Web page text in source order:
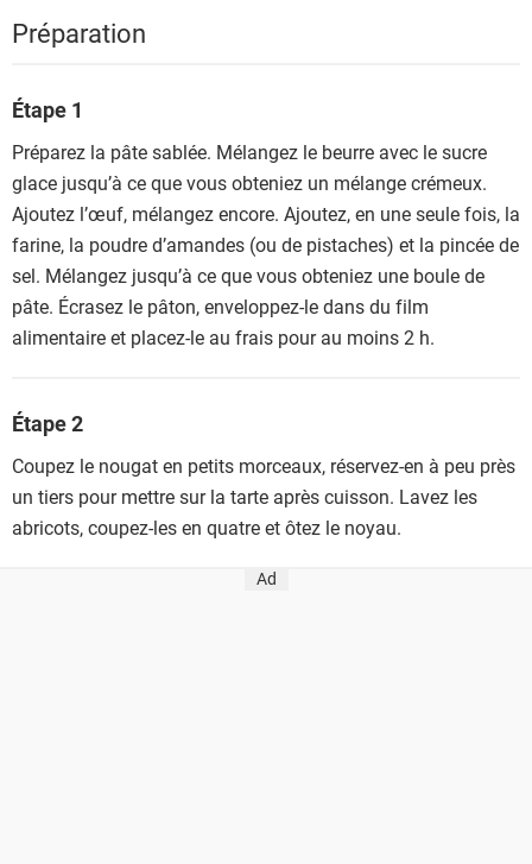
Préparation
Étape 1
Préparez la pâte sablée. Mélangez le beurre avec le sucre
glace jusqu’à ce que vous obteniez un mélange crémeux.
Ajoutez l’œuf, mélangez encore. Ajoutez, en une seule fois, la
farine, la poudre d’amandes (ou de pistaches) et la pincée de
sel. Mélangez jusqu’à ce que vous obteniez une boule de
pâte. Écrasez le pâton, enveloppez-le dans du film
alimentaire et placez-le au frais pour au moins 2 h.
Étape 2
Coupez le nougat en petits morceaux, réservez-en à peu près
un tiers pour mettre sur la tarte après cuisson. Lavez les
abricots, coupez-les en quatre et ôtez le noyau.
Ad